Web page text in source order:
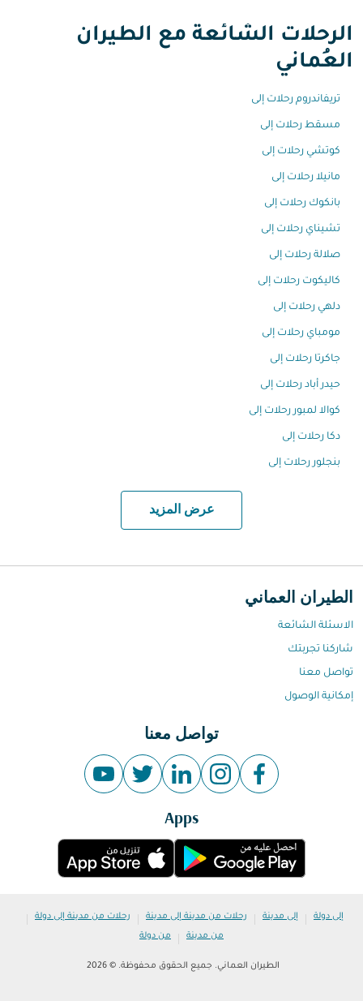
الرحلات الشائعة مع الطيران
العُماني
تريفاندروم رحلات إلى
مسقط رحلات إلى
كوتشي رحلات إلى
مانيلا رحلات إلى
بانكوك رحلات إلى
تشيناي رحلات إلى
صلالة رحلات إلى
كاليكوت رحلات إلى
دلهي رحلات إلى
مومباي رحلات إلى
جاكرتا رحلات إلى
حيدر أباد رحلات إلى
كوالا لمبور رحلات إلى
دكا رحلات إلى
بنجلور رحلات إلى
عرض المزيد
الطيران العماني
الاسئلة الشائعة
شاركنا تجربتك
تواصل معنا
إمكانية الوصول
تواصل معنا
Apps
إلى دولة | إلى مدينة | رحلات من مدينة إلى مدينة | رحلات من مدينة إلى دولة |
من مدينة | من دولة
الطيران العماني. جميع الحقوق محفوظة. © 2026